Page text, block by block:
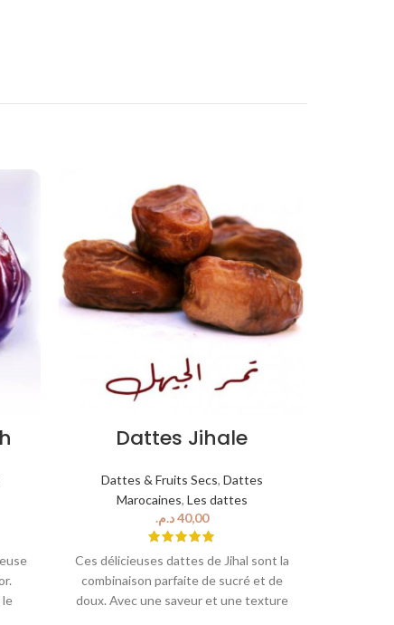
Dattes Jihale
Dattes & Fruits Secs, Dattes
Marocaines, Les dattes
د.م.
Ces délicieuses dattes de Jihal sont la
combinaison parfaite de sucré et de
doux. Avec une saveur et une texture